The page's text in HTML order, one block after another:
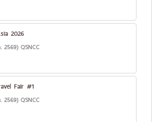
2026
QSNCC
Fair #1
QSNCC